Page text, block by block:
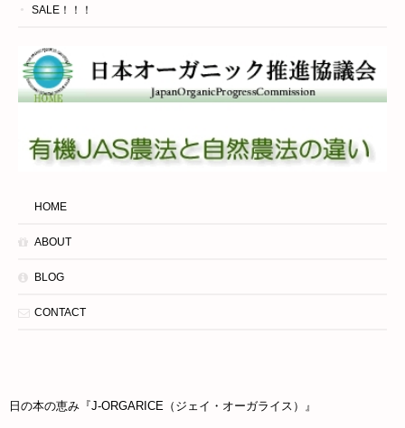
SALE！！！
HOME
ABOUT
BLOG
CONTACT
日の本の恵み『J-ORGARICE（ジェイ・オーガライス）』